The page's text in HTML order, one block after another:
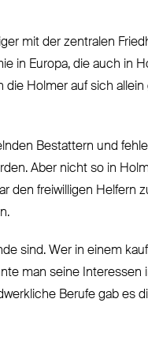
mit der zentralen
in Europa, die auch in
Holmer auf sich
Bestattern und
Aber nicht so in
den freiwilligen Helfern
sind. Wer in einem
man seine Interessen
Berufe gab es